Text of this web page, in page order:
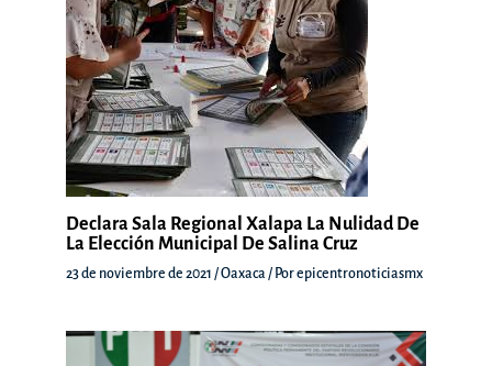
Declara Sala Regional Xalapa La Nulidad De
La Elección Municipal De Salina Cruz
23 de noviembre de 2021 /Oaxaca / Porepicentronoticiasmx